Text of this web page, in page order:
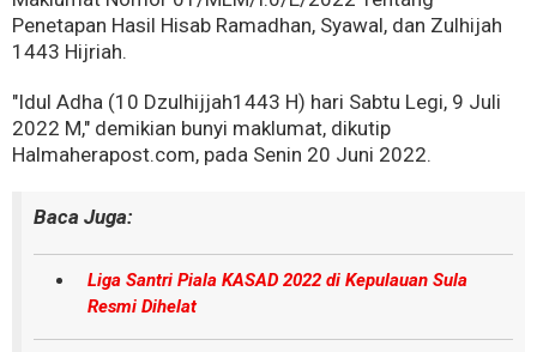
Penetapan Hasil Hisab Ramadhan, Syawal, dan Zulhijah
1443 Hijriah.
"Idul Adha (10 Dzulhijjah1443 H) hari Sabtu Legi, 9 Juli
2022 M," demikian bunyi maklumat, dikutip
Halmaherapost.com, pada Senin 20 Juni 2022.
Baca Juga:
Liga Santri Piala KASAD 2022 di Kepulauan Sula
Resmi Dihelat